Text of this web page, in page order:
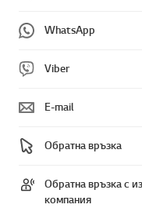
WhatsApp
Viber
E-mail
Обратна връзка
Обратна връзка с
компания